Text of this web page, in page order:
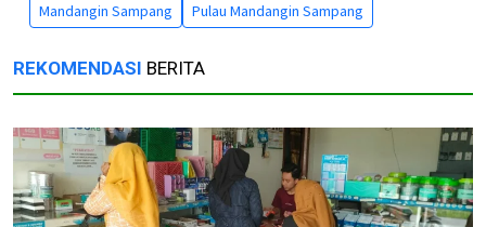
Mandangin Sampang
Pulau Mandangin Sampang
REKOMENDASI BERITA